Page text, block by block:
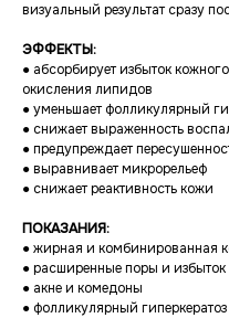
визуальный результат сразу
ЭФФЕКТЫ:
● абсорбирует избыток
окисления липидов
● уменьшает фолликулярный
● снижает выраженность
● предупреждает
● выравнивает микрорельеф
● снижает реактивность кожи
ПОКАЗАНИЯ:
● жирная и комбинированная
● расширенные поры и избыток
● акне и комедоны
● фолликулярный гиперкератоз